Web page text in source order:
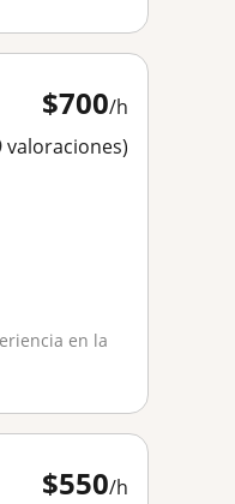
$700/h
valoraciones)
en la
$550/h